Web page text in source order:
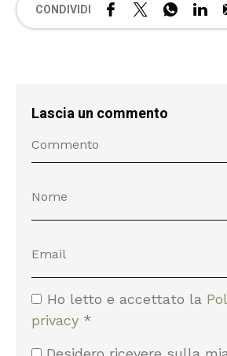
CONDIVIDI
Lascia un commento
Ho letto e accettato la
privacy *